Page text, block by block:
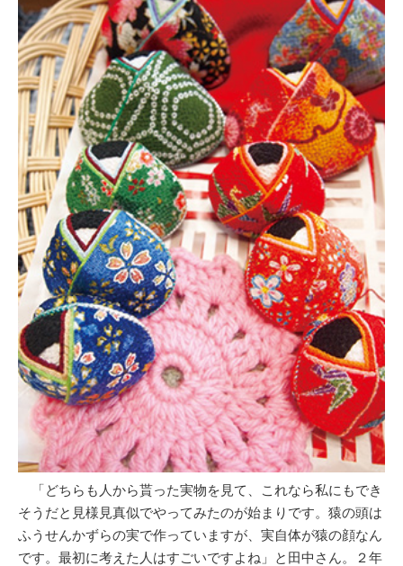
「どちらも人から貰った実物を見て、これなら私にもでき
そうだと見様見真似でやってみたのが始まりです。猿の頭は
ふうせんかずらの実で作っていますが、実自体が猿の顔なん
です。最初に考えた人はすごいですよね」と田中さん。２年